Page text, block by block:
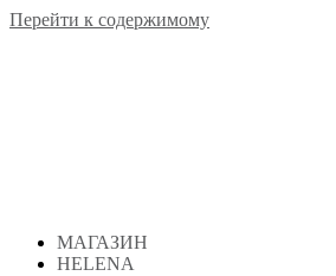
Перейти к содержимому
МАГАЗИН
HELENA